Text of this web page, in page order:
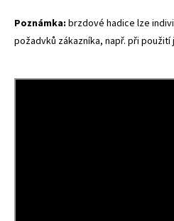
Poznámka: brzdové hadice lze
požadvků zákazníka, např. při použití